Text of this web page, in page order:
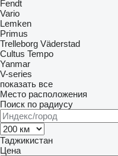
Fendt
Vario
Lemken
Primus
Trelleborg Väderstad
Cultus Tempo
Yanmar
V-series
показать все
Место расположения
Поиск по радиусу
Таджикистан
Цена